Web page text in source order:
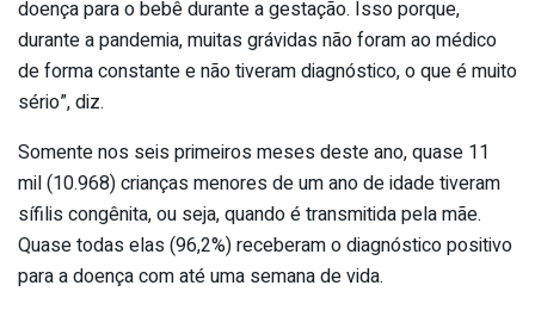
doença para o bebê durante a gestação. Isso porque,
durante a pandemia, muitas grávidas não foram ao médico
de forma constante e não tiveram diagnóstico, o que é muito
sério”, diz.
Somente nos seis primeiros meses deste ano, quase 11
mil (10.968) crianças menores de um ano de idade tiveram
sífilis congênita, ou seja, quando é transmitida pela mãe.
Quase todas elas (96,2%) receberam o diagnóstico positivo
para a doença com até uma semana de vida.